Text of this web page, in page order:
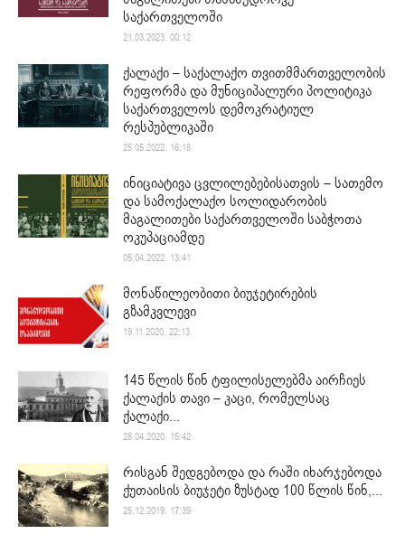
საქართველოში
21.03.2023. 00:12
ქალაქი – საქალაქო თვითმმართველობის
რეფორმა და მუნიციპალური პოლიტიკა
საქართველოს დემოკრატიულ
რესპუბლიკაში
25.05.2022. 16:18
ინიციატივა ცვლილებებისათვის – სათემო
და სამოქალაქო სოლიდარობის
მაგალითები საქართველოში საბჭოთა
ოკუპაციამდე
05.04.2022. 13:41
მონაწილეობითი ბიუჯეტირების
გზამკვლევი
19.11.2020. 22:13
145 წლის წინ ტფილისელებმა აირჩიეს
ქალაქის თავი – კაცი, რომელსაც
ქალაქი...
28.04.2020. 15:42
რისგან შედგებოდა და რაში იხარჯებოდა
ქუთაისის ბიუჯეტი ზუსტად 100 წლის წინ,...
25.12.2019. 17:39